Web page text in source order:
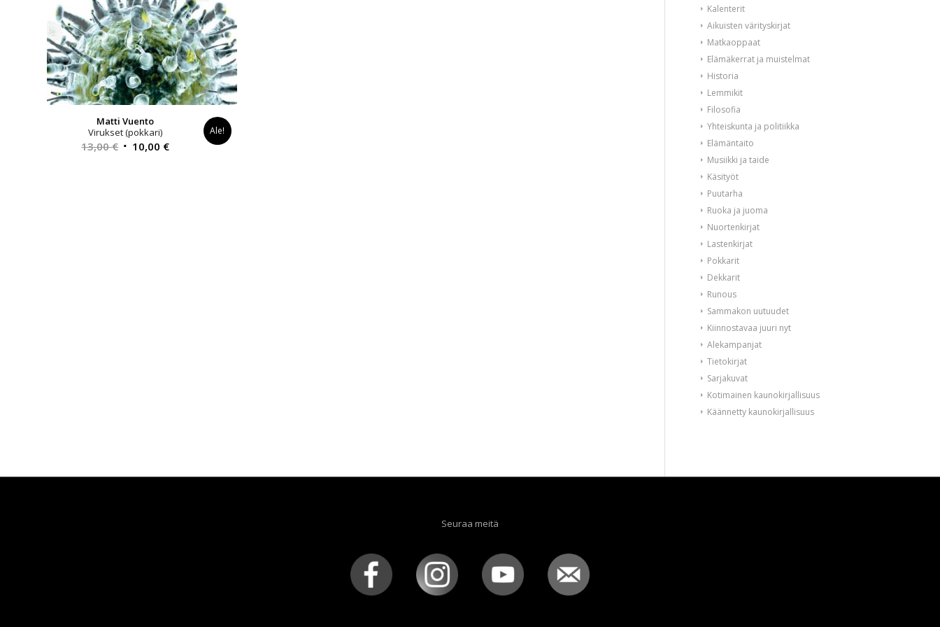
Matti Vuento
Virukset (pokkari)
13,00€ Alkuperäinen
10,00 €Nykyinen
Ale!
Kalenterit
Aikuisten värityskirjat
Matkaoppaat
Elämäkerrat ja muistelmat
Historia
Lemmikit
Filosofia
Yhteiskunta ja politiikka
Elämäntaito
Musiikki ja taide
Käsityöt
Puutarha
Ruoka ja juoma
Nuortenkirjat
Lastenkirjat
Pokkarit
Dekkarit
Runous
Sammakon uutuudet
Kiinnostavaa juuri nyt
Alekampanjat
Tietokirjat
Sarjakuvat
Kotimainen kaunokirjallisuus
Käännetty kaunokirjallisuus
Seuraa meitä